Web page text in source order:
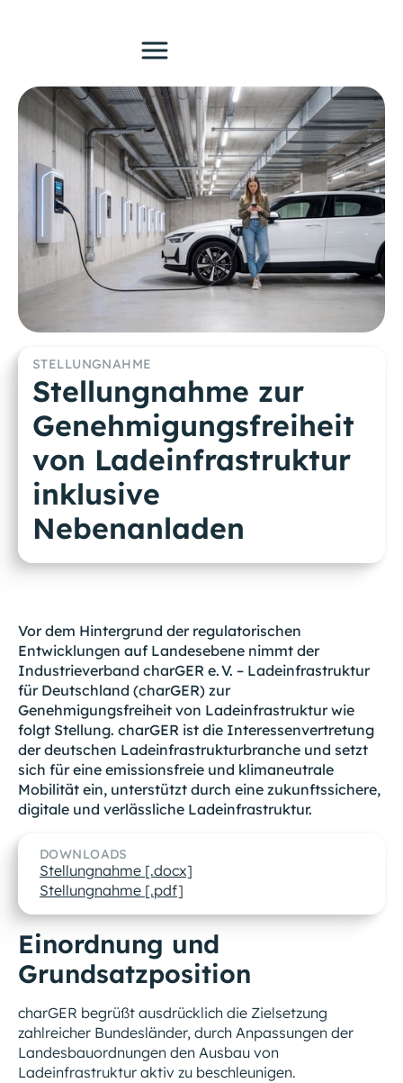
STELLUNGNAHME
Stellungnahme zur
Genehmigungsfreiheit
von Ladeinfrastruktur
inklusive
Nebenanladen
Vor dem Hintergrund der regulatorischen
Entwicklungen auf Landesebene nimmt der
Industrieverband charGER e. V. – Ladeinfrastruktur
für Deutschland (charGER) zur
Genehmigungsfreiheit von Ladeinfrastruktur wie
folgt Stellung. charGER ist die Interessenvertretung
der deutschen Ladeinfrastrukturbranche und setzt
sich für eine emissionsfreie und klimaneutrale
Mobilität ein, unterstützt durch eine zukunftssichere,
digitale und verlässliche Ladeinfrastruktur.
Einordnung und
Grundsatzposition
charGER begrüßt ausdrücklich die Zielsetzung
zahlreicher Bundesländer, durch Anpassungen der
Landesbauordnungen den Ausbau von
Ladeinfrastruktur aktiv zu beschleunigen.
DOWNLOADS
Stellungnahme [.docx]
Stellungnahme [.pdf]